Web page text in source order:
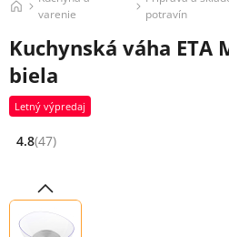
varenie
potravín
Kuchynská váha ETA
biela
Letný výpredaj
Hodnocení: 4.8 z 5 (47 recenzí)
4.8(47)